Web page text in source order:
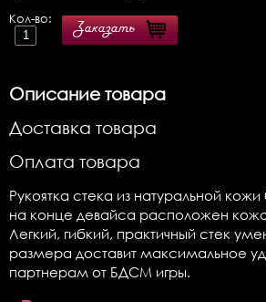
Кол-во:
Заказать
Описание товара
Доставка товара
Оплата товара
Рукоятка стека из натуральной
на конце девайса расположен
Легкий, гибкий, практичный стек
размера доставит максимальное
партнерам от БДСМ игры.